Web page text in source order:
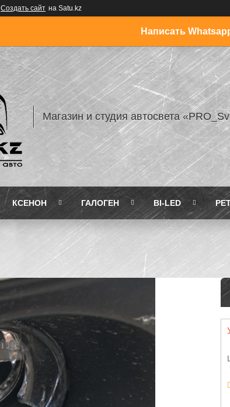
Создать сайт на Satu.kz
Написать
Магазин и студия автосвета
КСЕНОН ГАЛОГЕН BI-LED